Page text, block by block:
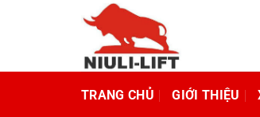
dung
TRANG CHỦ GIỚI THIỆU